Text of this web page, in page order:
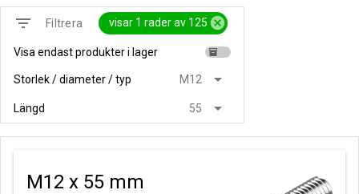
filter_list Filtrera visar 1 rader av 125 cancel
Visa endast produkter i lager inventory
Storlek / diameter / typ M12 arrow_drop_down
Längd 55 arrow_drop_down
M12 x 55 mm